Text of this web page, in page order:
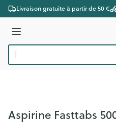
Aller au contenu
Livraison gratuite à partir de 50 €
Menu
Rechercher
Aspirine Fasttabs